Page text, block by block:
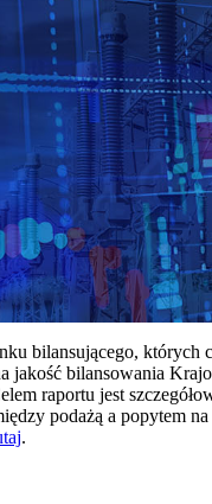
bilansującego,
bilansowania
raportu jest
podażą a popytem
.